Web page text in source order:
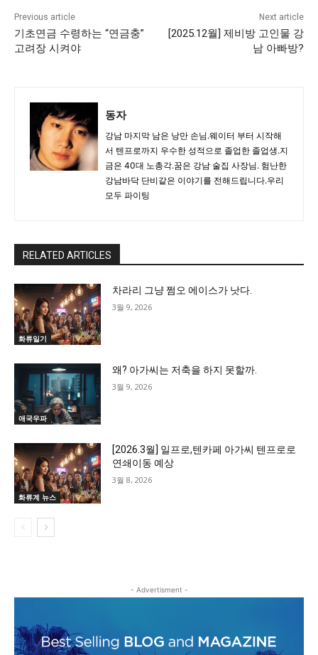
Previous article
기초연금 수령하는 “연금충”
고려장 시켜야
Next article
[2025.12월] 제비방 고인물 강
남 아빠방?
동자
강남 마지막 남은 낭만 손님.웨이터 부터 시작해
서 텐프로까지 우수한 성적으로 졸업한 졸업생.지
금은 40대 노총각.꿈은 강남 술집 사장님. 험난한
강남바닥 단비같은 이야기를 전해드립니다.우리
모두 파이팅
RELATED ARTICLES
화류일기
차라리 그냥 쩜오 에이스가 낫다.
3월 9, 2026
애국우파
왜? 아가씨는 저축을 하지 못할까.
3월 9, 2026
화류계 뉴스
[2026.3월] 일프로,텐카페 아가씨 텐프로로
연쇄이동 예상
3월 8, 2026
- Advertisment -